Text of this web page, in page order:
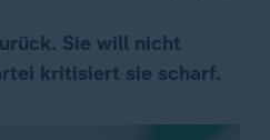
Sie will nicht
kritisiert sie scharf.